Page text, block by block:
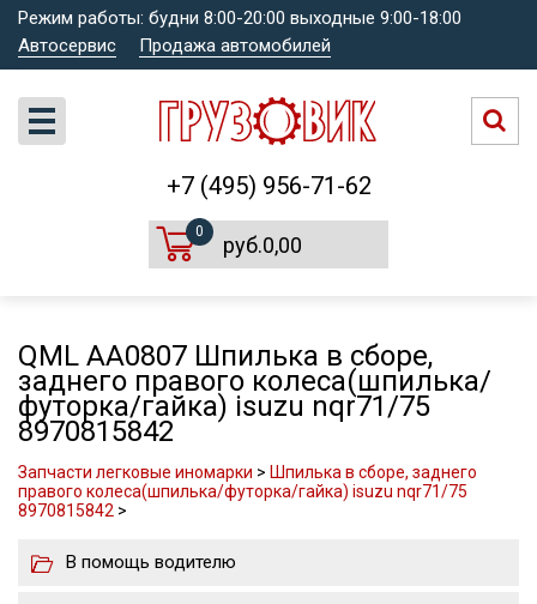
Режим работы: будни 8:00-20:00 выходные 9:00-18:00
Автосервис
Продажа автомобилей
+7 (495) 956-71-62
0
руб.0,00
QML AA0807 Шпилька в сборе,
заднего правого колеса(шпилька/
футорка/гайка) isuzu nqr71/75
8970815842
Запчасти легковые иномарки > Шпилька в сборе, заднего
правого колеса(шпилька/футорка/гайка) isuzu nqr71/75
8970815842 >
В помощь водителю